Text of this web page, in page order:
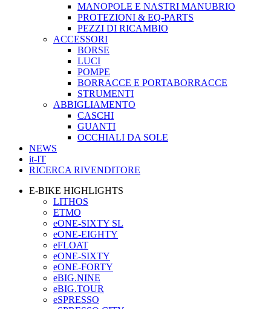
MANOPOLE E NASTRI MANUBRIO
PROTEZIONI & EQ-PARTS
PEZZI DI RICAMBIO
ACCESSORI
BORSE
LUCI
POMPE
BORRACCE E PORTABORRACCE
STRUMENTI
ABBIGLIAMENTO
CASCHI
GUANTI
OCCHIALI DA SOLE
NEWS
it-IT
RICERCA RIVENDITORE
E-BIKE HIGHLIGHTS
LITHOS
ETMO
eONE-SIXTY SL
eONE-EIGHTY
eFLOAT
eONE-SIXTY
eONE-FORTY
eBIG.NINE
eBIG.TOUR
eSPRESSO